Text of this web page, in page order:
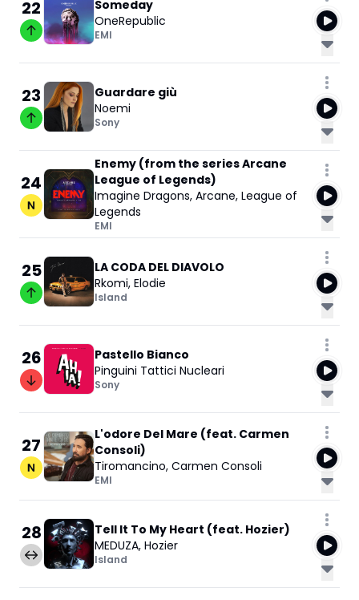
22
Someday
OneRepublic
EMI
23
Guardare giù
Noemi
Sony
24
Enemy (from the series Arcane
League of Legends)
Imagine Dragons, Arcane, League of
Legends
EMI
25
LA CODA DEL DIAVOLO
Rkomi, Elodie
Island
26
Pastello Bianco
Pinguini Tattici Nucleari
Sony
27
L'odore Del Mare (feat. Carmen
Consoli)
Tiromancino, Carmen Consoli
EMI
28
Tell It To My Heart (feat. Hozier)
MEDUZA, Hozier
Island